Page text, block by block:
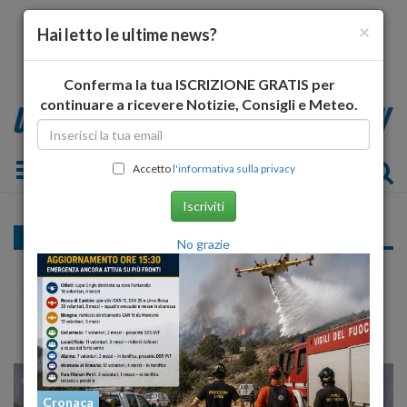
Toggle navigation
Escursionista romano disperso sul Gran
Sasso
MILANO 23 25
×
Hai letto le ultime news?
Conferma la tua ISCRIZIONE GRATIS per
continuare a ricevere Notizie, Consigli e Meteo.
Accettol'informativa sulla privacy
Iscriviti
No grazie
Cronaca